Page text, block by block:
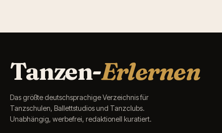
Tanzen-Erlernen
Das größte deutschsprachige Verzeichnis für
Tanzschulen, Ballettstudios und Tanzclubs.
Unabhängig, werbefrei, redaktionell kuratiert.